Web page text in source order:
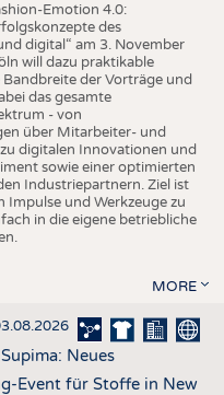
Emotion 4.0:
des
digital“ am 3. November
will dazu praktikable
der Vorträge und
das gesamte
- von
über Mitarbeiter- und
digitalen Innovationen und
sowie einer optimierten
Industriepartnern. Ziel ist
Impulse und Werkzeuge zu
in die eigene betriebliche
MORE
Neues
Event für Stoffe in New